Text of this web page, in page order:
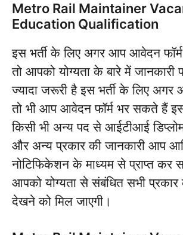
Metro Rail Maintainer
Education Qualification
इस भर्ती के लिए अगर आप आवेदन
तो आपको योग्यता के बारे में जानकारी
ज्यादा जरूरी है इस भर्ती के लिए अगर
तो भी आप आवेदन फॉर्म भर सकते हैं
किसी भी अन्य पद से आईटीआई
और अन्य प्रकार की जानकारी आप
नोटिफिकेशन के माध्यम से प्राप्त कर
आपको योग्यता से संबंधित सभी प्रकार
देखने को मिल जाएगी।